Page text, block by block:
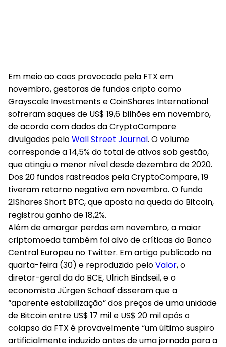
Em meio ao caos provocado pela FTX em
novembro, gestoras de fundos cripto como
Grayscale Investments e CoinShares International
sofreram saques de US$ 19,6 bilhões em novembro,
de acordo com dados da CryptoCompare
divulgados peloWall Street Journal. O volume
corresponde a 14,5% do total de ativos sob gestão,
que atingiu o menor nível desde dezembro de 2020.
Dos 20 fundos rastreados pela CryptoCompare, 19
tiveram retorno negativo em novembro. O fundo
21Shares Short BTC, que aposta na queda do Bitcoin,
registrou ganho de 18,2%.
Além de amargar perdas em novembro, a maior
criptomoeda também foi alvo de críticas do Banco
Central Europeu no Twitter. Em artigo publicado na
quarta-feira (30) e reproduzido peloValor, o
diretor-geral da do BCE, Ulrich Bindseil, e o
economista Jürgen Schaaf disseram que a
“aparente estabilização” dos preços de uma unidade
de Bitcoin entre US$ 17 mil e US$ 20 mil após o
colapso da FTX é provavelmente “um último suspiro
artificialmente induzido antes de uma jornada para a